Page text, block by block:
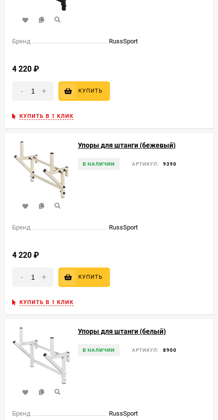
Бренд RussSport
4 220
- + КУПИТЬ
КУПИТЬ В 1 КЛИК
Упоры для штанги (бежевый)
В НАЛИЧИИ АРТИКУЛ: 9390
Бренд RussSport
4 220
- + КУПИТЬ
КУПИТЬ В 1 КЛИК
Упоры для штанги (белый)
В НАЛИЧИИ АРТИКУЛ: 8900
Бренд RussSport